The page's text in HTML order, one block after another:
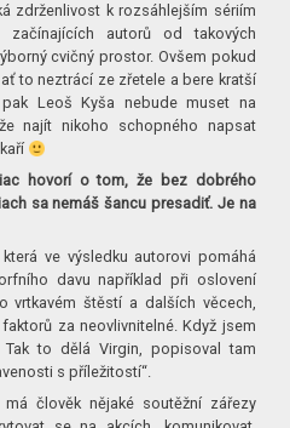
zdrženlivost k rozsáhlejším sériím
autorů od takových
cvičný prostor. Ovšem pokud
to neztrácí ze zřetele a bere kratší
Leoš Kyša nebude muset na
najít nikoho schopného napsat
hovorí o tom, že bez dobrého
sa nemáš šancu presadiť. Je na
ve výsledku autorovi pomáhá
davu například při oslovení
vrtkavém štěstí a dalších věcech,
za neovlivnitelné. Když jsem
Tak to dělá Virgin, popisoval tam
s příležitostí“.
člověk nějaké soutěžní zářezy